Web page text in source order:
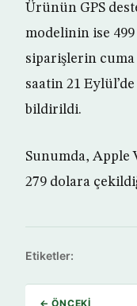
Ürünün GPS
modelinin ise 499
siparişlerin cuma
saatin 21
bildirildi.
Sunumda, Apple
279 dolara
Etiketler:
← ÖNCEKI